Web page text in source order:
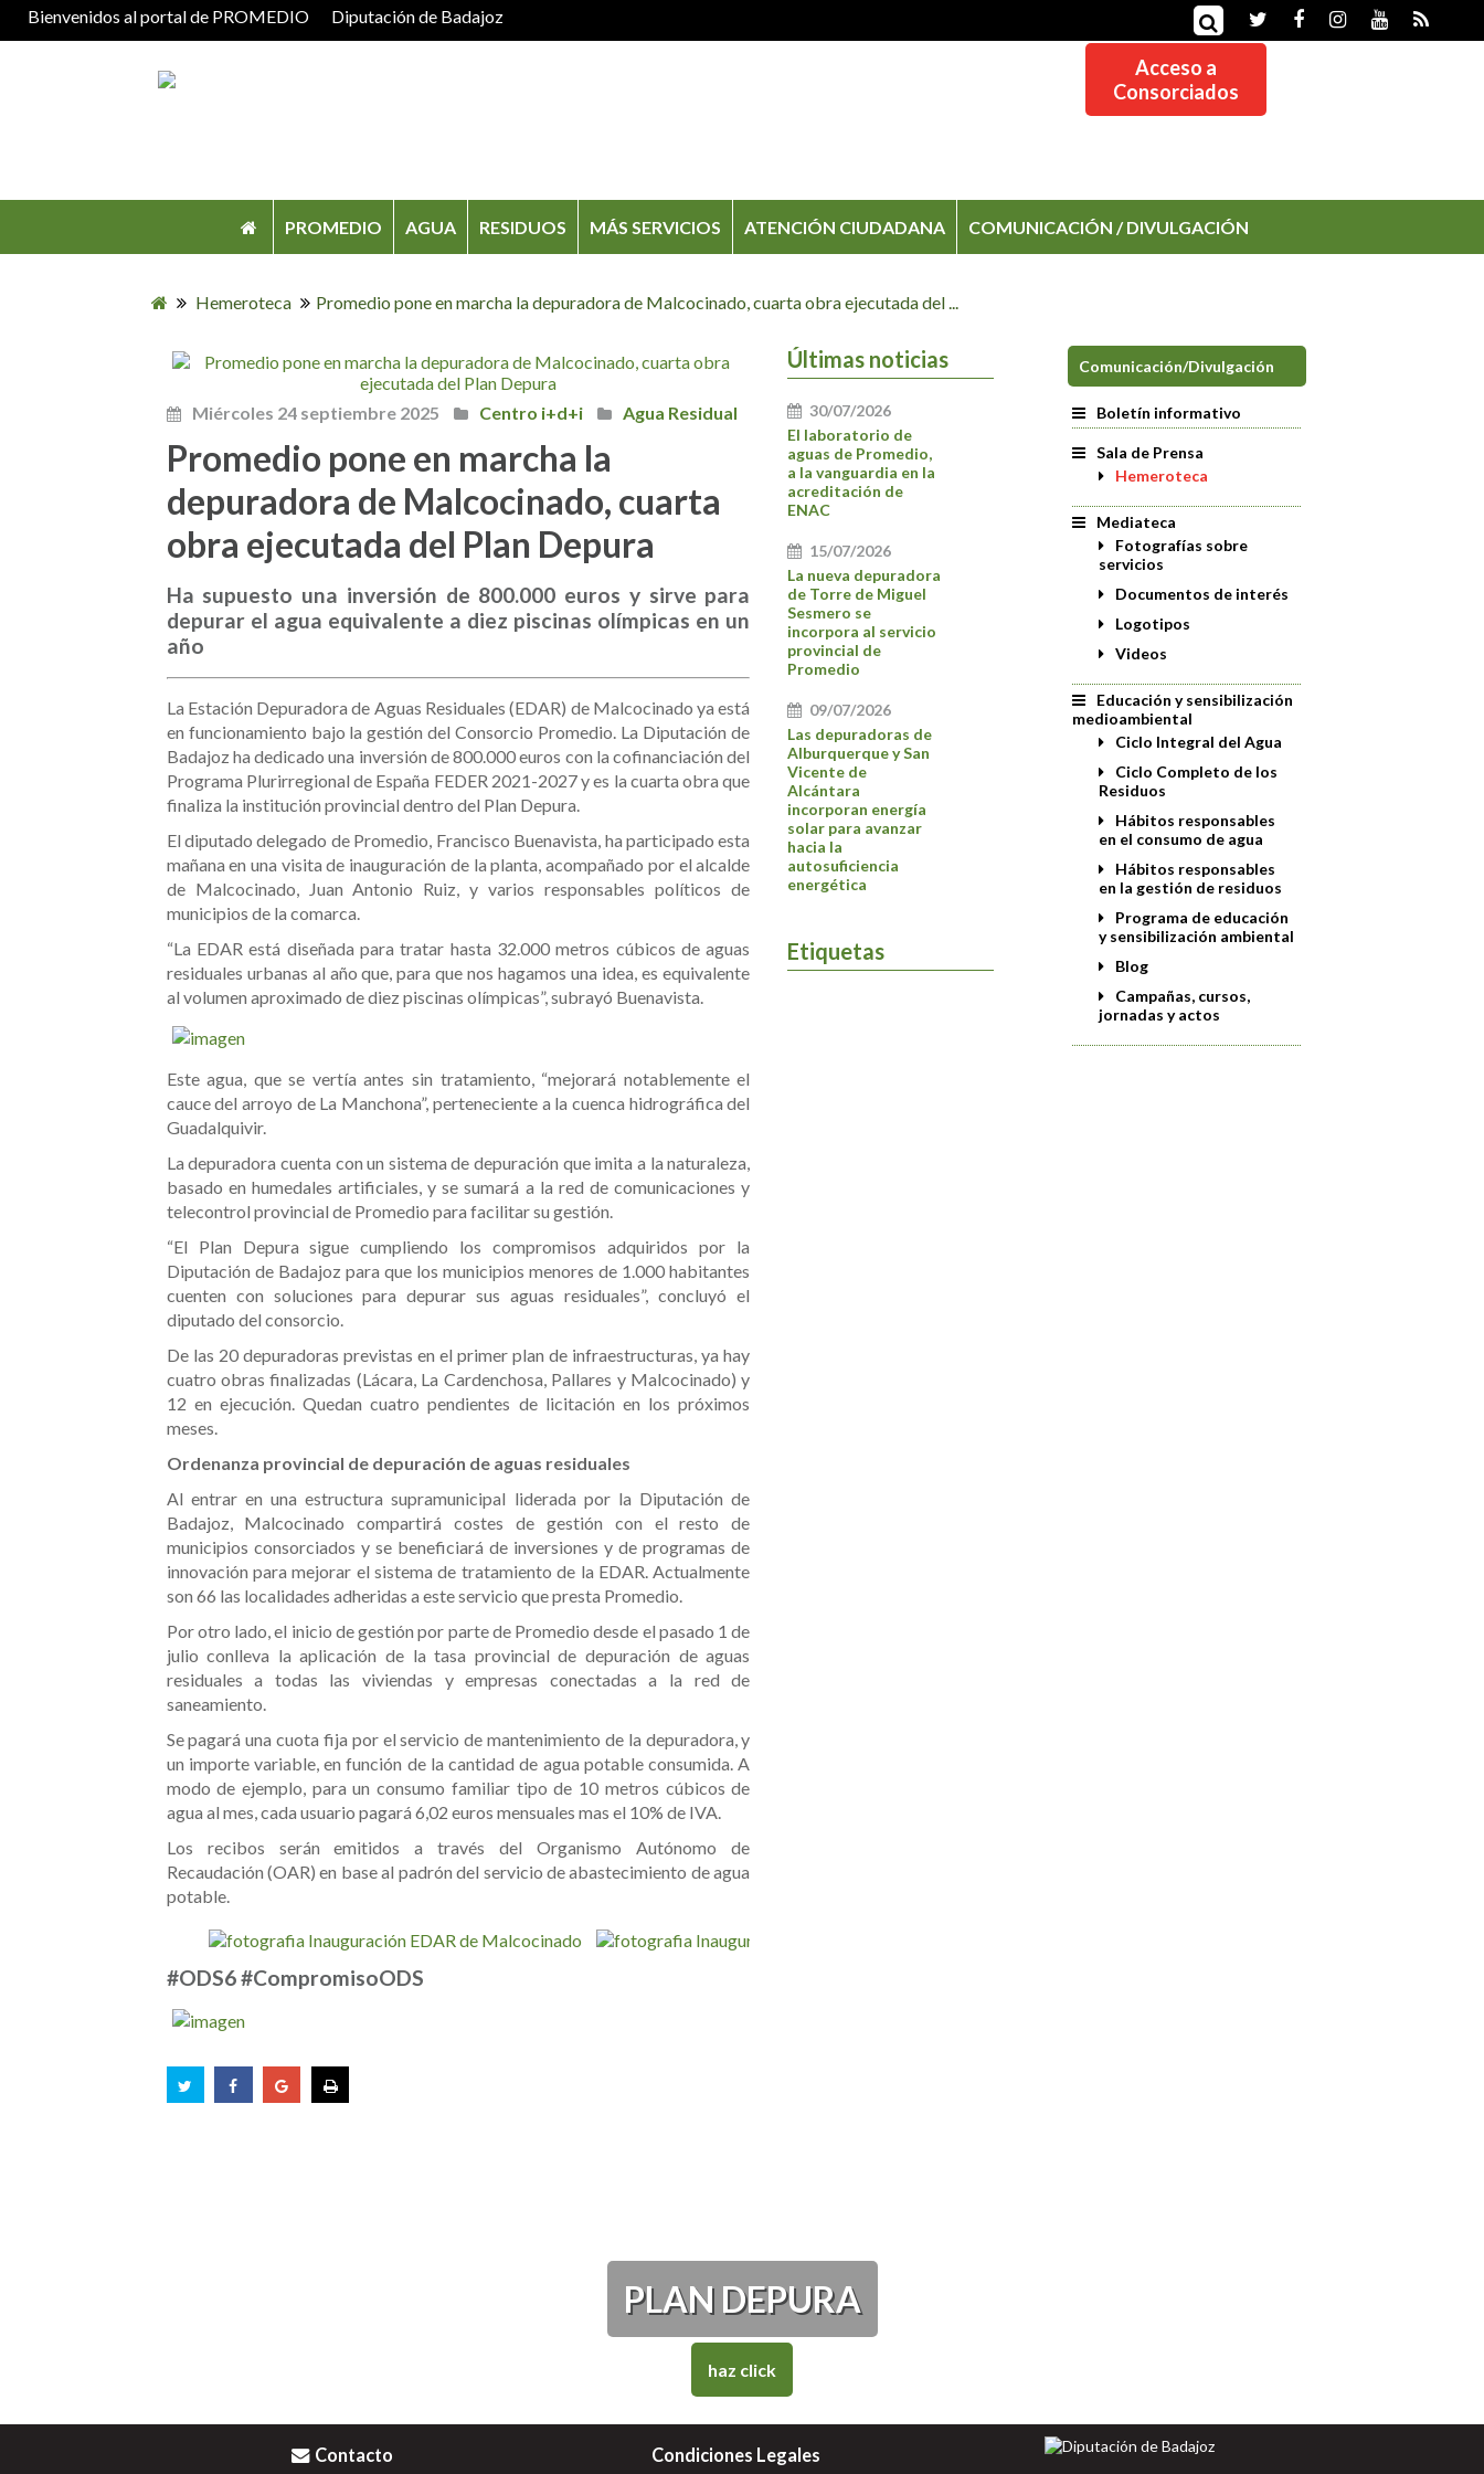
Bienvenidos al portal de PROMEDIO Diputación de Badajoz
Acceso a
Consorciados
PROMEDIO AGUA RESIDUOS MÁS SERVICIOS ATENCIÓN CIUDADANA COMUNICACIÓN / DIVULGACIÓN
Hemeroteca Promedio pone en marcha la depuradora de Malcocinado, cuarta obra ejecutada del ...
Miércoles 24 septiembre 2025 Centro i+d+i Agua Residual
Promedio pone en marcha la
depuradora de Malcocinado, cuarta
obra ejecutada del Plan Depura
Ha supuesto una inversión de 800.000 euros y sirve para
depurar el agua equivalente a diez piscinas olímpicas en un
año
La Estación Depuradora de Aguas Residuales (EDAR) de Malcocinado ya está
en funcionamiento bajo la gestión del Consorcio Promedio. La Diputación de
Badajoz ha dedicado una inversión de 800.000 euros con la cofinanciación del
Programa Plurirregional de España FEDER 2021-2027 y es la cuarta obra que
finaliza la institución provincial dentro del Plan Depura.
El diputado delegado de Promedio, Francisco Buenavista, ha participado esta
mañana en una visita de inauguración de la planta, acompañado por el alcalde
de Malcocinado, Juan Antonio Ruiz, y varios responsables políticos de
municipios de la comarca.
“La EDAR está diseñada para tratar hasta 32.000 metros cúbicos de aguas
residuales urbanas al año que, para que nos hagamos una idea, es equivalente
al volumen aproximado de diez piscinas olímpicas”, subrayó Buenavista.
Este agua, que se vertía antes sin tratamiento, “mejorará notablemente el
cauce del arroyo de La Manchona”, perteneciente a la cuenca hidrográfica del
Guadalquivir.
La depuradora cuenta con un sistema de depuración que imita a la naturaleza,
basado en humedales artificiales, y se sumará a la red de comunicaciones y
telecontrol provincial de Promedio para facilitar su gestión.
“El Plan Depura sigue cumpliendo los compromisos adquiridos por la
Diputación de Badajoz para que los municipios menores de 1.000 habitantes
cuenten con soluciones para depurar sus aguas residuales”, concluyó el
diputado del consorcio.
De las 20 depuradoras previstas en el primer plan de infraestructuras, ya hay
cuatro obras finalizadas (Lácara, La Cardenchosa, Pallares y Malcocinado) y
12 en ejecución. Quedan cuatro pendientes de licitación en los próximos
meses.
Ordenanza provincial de depuración de aguas residuales
Al entrar en una estructura supramunicipal liderada por la Diputación de
Badajoz, Malcocinado compartirá costes de gestión con el resto de
municipios consorciados y se beneficiará de inversiones y de programas de
innovación para mejorar el sistema de tratamiento de la EDAR. Actualmente
son 66 las localidades adheridas a este servicio que presta Promedio.
Por otro lado, el inicio de gestión por parte de Promedio desde el pasado 1 de
julio conlleva la aplicación de la tasa provincial de depuración de aguas
residuales a todas las viviendas y empresas conectadas a la red de
saneamiento.
Se pagará una cuota fija por el servicio de mantenimiento de la depuradora, y
un importe variable, en función de la cantidad de agua potable consumida. A
modo de ejemplo, para un consumo familiar tipo de 10 metros cúbicos de
agua al mes, cada usuario pagará 6,02 euros mensuales mas el 10% de IVA.
Los recibos serán emitidos a través del Organismo Autónomo de
Recaudación (OAR) en base al padrón del servicio de abastecimiento de agua
potable.
#ODS6 #CompromisoODS
Últimas noticias
30/07/2026
El laboratorio de
aguas de Promedio,
a la vanguardia en la
acreditación de
ENAC
15/07/2026
La nueva depuradora
de Torre de Miguel
Sesmero se
incorpora al servicio
provincial de
Promedio
09/07/2026
Las depuradoras de
Alburquerque y San
Vicente de
Alcántara
incorporan energía
solar para avanzar
hacia la
autosuficiencia
energética
Etiquetas
Comunicación/Divulgación
Boletín informativo
Sala de Prensa
Hemeroteca
Mediateca
Fotografías sobre
servicios
Documentos de interés
Logotipos
Videos
Educación y sensibilización
medioambiental
Ciclo Integral del Agua
Ciclo Completo de los
Residuos
Hábitos responsables
en el consumo de agua
Hábitos responsables
en la gestión de residuos
Programa de educación
y sensibilización ambiental
Blog
Campañas, cursos,
jornadas y actos
PLAN DEPURA
haz click
Contacto
Condiciones Legales